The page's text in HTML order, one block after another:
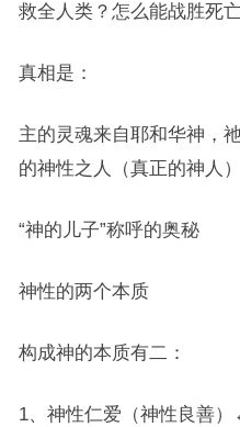
救全人类？怎么能战胜死
真相是：
主的灵魂来自耶和华神，
的神性之人（真正的神人）
“神的儿子”称呼的奥秘
神性的两个本质
构成神的本质有二：
1、神性仁爱（神性良善